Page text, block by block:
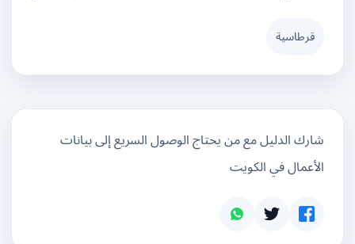
قرطاسية
شارك الدليل مع من يحتاج الوصول السريع إلى بيانات
الأعمال في الكويت